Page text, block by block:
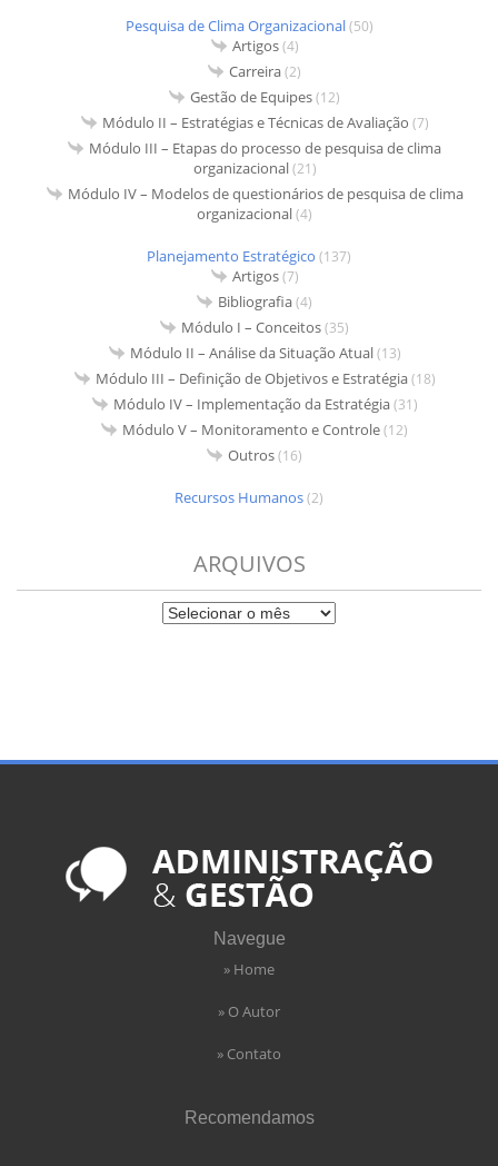
Pesquisa de Clima Organizacional(50)
Artigos(4)
Carreira(2)
Gestão de Equipes(12)
Módulo II – Estratégias e Técnicas de Avaliação (7)
Módulo III – Etapas do processo de pesquisa de clima
organizacional(21)
Módulo IV – Modelos de questionários de pesquisa de clima
organizacional(4)
Planejamento Estratégico (137)
Artigos(7)
Bibliografia(4)
Módulo I – Conceitos(35)
Módulo II – Análise da Situação Atual(13)
Módulo III – Definição de Objetivos e Estratégia(18)
Módulo IV – Implementação da Estratégia(31)
Módulo V – Monitoramento e Controle(12)
Outros(16)
Recursos Humanos(2)
ARQUIVOS
Navegue
» Home
» O Autor
» Contato
Recomendamos